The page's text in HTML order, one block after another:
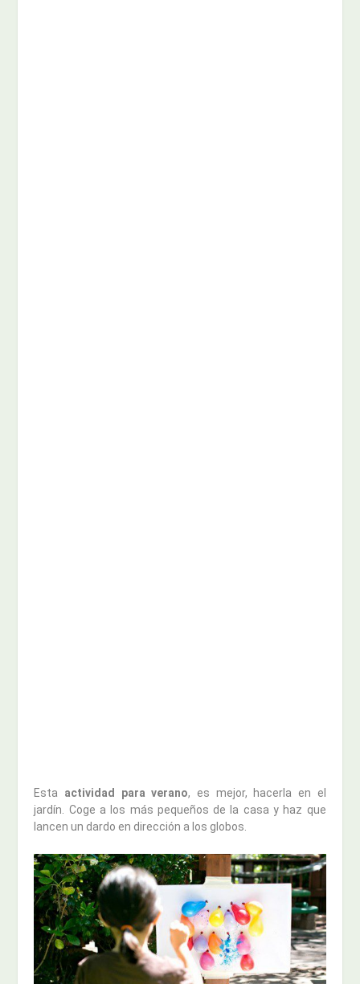
Esta actividad para verano, es mejor, hacerla en el
jardín. Coge a los más pequeños de la casa y haz que
lancen un dardo en dirección a los globos.